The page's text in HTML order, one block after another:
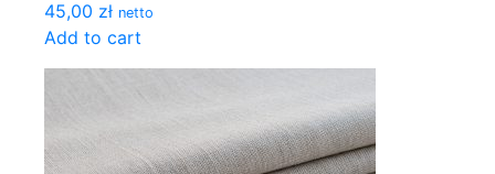
45,00 zł netto
Add to cart